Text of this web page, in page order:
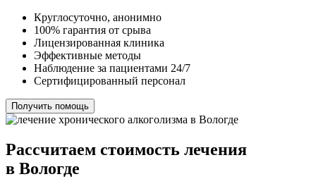
Круглосуточно, анонимно
100% гарантия от срыва
Лицензированная клиника
Эффективные методы
Наблюдение за пациентами 24/7
Сертифицированный персонал
Получить помощь
Рассчитаем стоимость лечения
в Вологде